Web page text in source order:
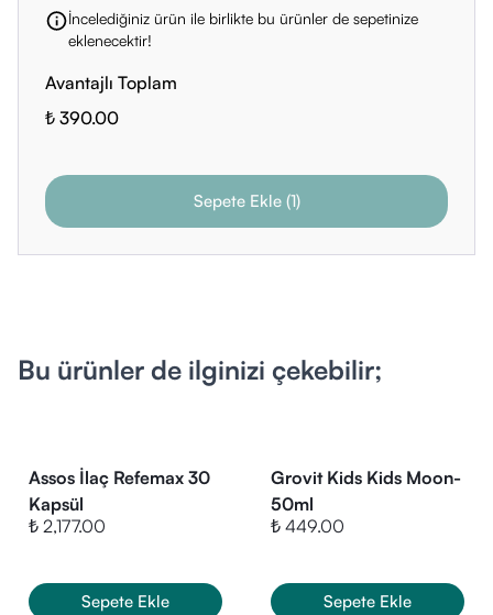
İncelediğiniz ürün ile birlikte bu ürünler de sepetinize
eklenecektir!
Avantajlı Toplam
₺ 390.00
Sepete Ekle(1)
Bu ürünler de ilginizi çekebilir;
Assos İlaç Refemax 30
Kapsül
₺ 2,177.00
Sepete Ekle
Grovit Kids Kids Moon-
50ml
₺ 449.00
Sepete Ekle